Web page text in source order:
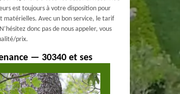
est toujours à votre disposition pour
matérielles. Avec un bon service, le tarif
donc pas de nous appeler, vous
prix.
— 30340 et ses